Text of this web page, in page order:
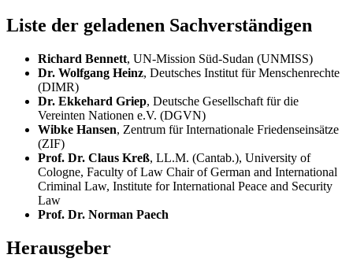
Liste der geladenen Sachverständigen
Richard Bennett, UN-Mission Süd-Sudan (UNMISS)
Dr. Wolfgang Heinz, Deutsches Institut für Menschenrechte
(DIMR)
Dr. Ekkehard Griep, Deutsche Gesellschaft für die
Vereinten Nationen e.V. (DGVN)
Wibke Hansen, Zentrum für Internationale Friedenseinsätze
(ZIF)
Prof. Dr. Claus Kreß, LL.M. (Cantab.), University of
Cologne, Faculty of Law Chair of German and International
Criminal Law, Institute for International Peace and Security
Law
Prof. Dr. Norman Paech
Herausgeber